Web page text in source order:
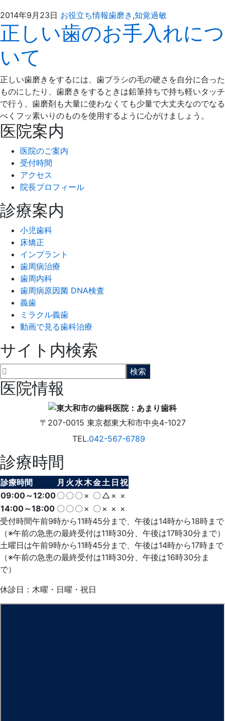
2014年9月23日 お役立ち情報歯磨き ,知覚過敏
年
9
日
ま
り
正しい歯のお手入れにつ
いて
正しい歯磨きをするには、歯ブラシの毛の硬さを自分に合った
ものにしたり、歯磨きをするときは鉛筆持ちで持ち軽いタッチ
で行う、歯磨剤も大量に使わなくても少量で大丈夫なのでなる
べくフッ素いりのものを使用するように心がけましょう。
医院案内
医院のご案内
受付時間
アクセス
院長プロフィール
診療案内
小児歯科
床矯正
インプラント
歯周病治療
歯周内科
歯周病原因菌 DNA検査
義歯
ミラクル義歯
動画で見る歯科治療
サイト内検索
医院情報
〒207-0015 東京都東大和市中央4-1027
TEL.042-567-6789
診療時間
診療時間 月 火水木金土 日 祝
09:00～12:00〇 〇 〇 × 〇 △ × ×
14:00～18:00 〇 〇 〇 × 〇 × × ×
受付時間午前9時から11時45分まで、午後は14時から18時まで
（※午前の急患の最終受付は11時30分、午後は17時30分まで）
土曜日は午前9時から11時45分まで、午後は14時から17時まで
（※午前の急患の最終受付は11時30分、午後は16時30分ま
で）
休診日：木曜・日曜・祝日